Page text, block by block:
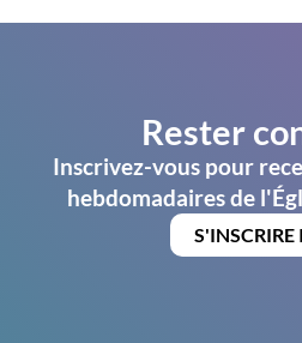
Rester
Inscrivez-vous pour
hebdomadaires de
S'INSCRIRE